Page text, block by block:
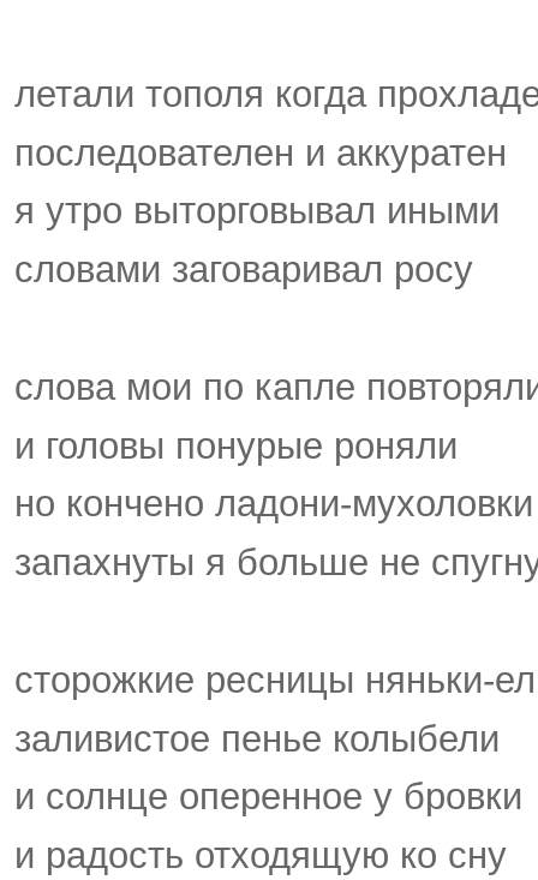
летали тополя когда
последователен и аккуратен
я утро выторговывал иными
словами заговаривал росу
слова мои по капле
и головы понурые роняли
но кончено ладони-мухоловки
запахнуты я больше не
сторожкие ресницы няньки-
заливистое пенье колыбели
и солнце оперенное у бровки
и радость отходящую ко сну